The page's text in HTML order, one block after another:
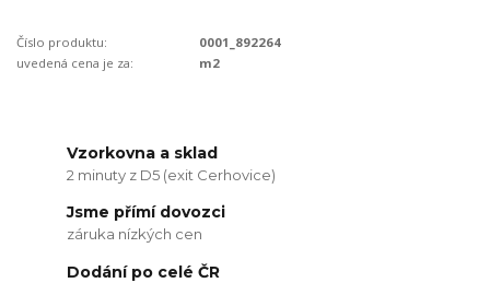
Číslo produktu:
0001_892264
uvedená cena je za:
m2
Vzorkovna a sklad
2 minuty z D5 (exit Cerhovice)
Jsme přímí dovozci
záruka nízkých cen
Dodání po celé ČR